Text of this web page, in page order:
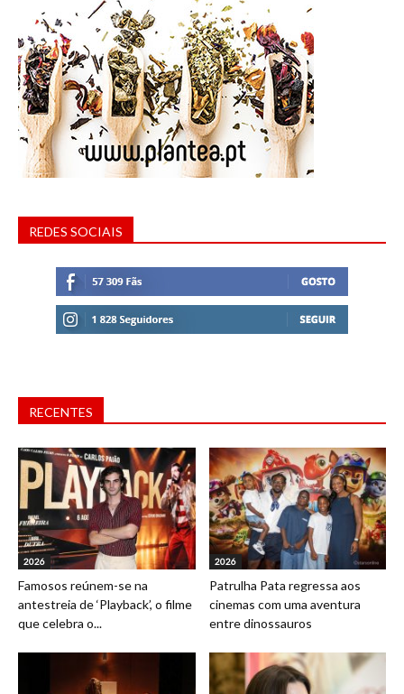
REDES SOCIAIS
RECENTES
2026
Famosos reúnem-se na
antestreia de ‘Playback’, o filme
que celebra o...
2026
Patrulha Pata regressa aos
cinemas com uma aventura
entre dinossauros